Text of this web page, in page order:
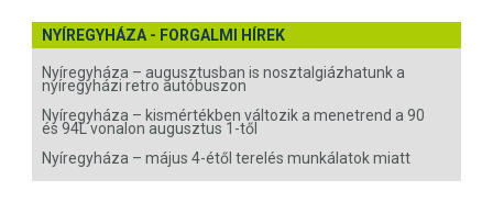
NYÍREGYHÁZA - FORGALMI HÍREK
Nyíregyháza – augusztusban is nosztalgiázhatunk a
nyíregyházi retro autóbuszon
Nyíregyháza – kismértékben változik a menetrend a 90
és 94L vonalon augusztus 1-től
Nyíregyháza – május 4-étől terelés munkálatok miatt